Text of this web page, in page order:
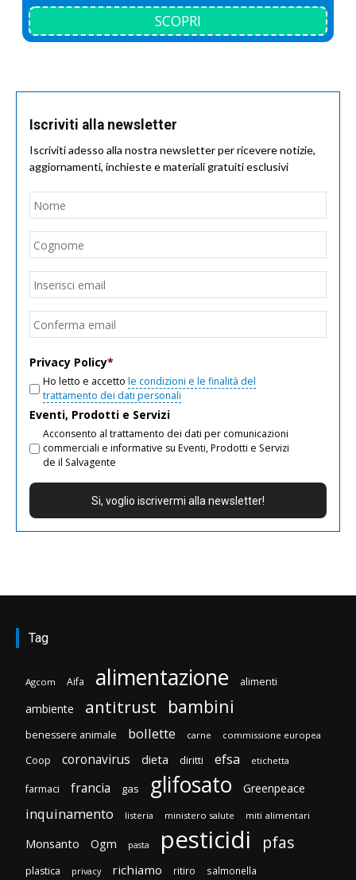
SCOPRI
Iscriviti alla newsletter
Iscriviti adesso alla nostra newsletter per ricevere notizie,
aggiornamenti, inchieste e materiali gratuiti esclusivi
Nome
Email
Privacy Policy*
Ho letto e accetto le condizioni e le finalità del
trattamento dei dati personali
Eventi, Prodotti e Servizi
Acconsento al trattamento dei dati per comunicazioni
commerciali e informative su Eventi, Prodotti e Servizi
de il Salvagente
Tag
Agcom Aifa alimentazione alimenti
ambiente antitrust bambini
benessere animale bollette carne commissione europea
Coop coronavirus dieta diritti efsa etichetta
farmaci francia gas glifosato Greenpeace
inquinamento listeria ministero salute miti alimentari
Monsanto Ogm pasta pesticidi pfas
plastica privacy richiamo ritiro salmonella